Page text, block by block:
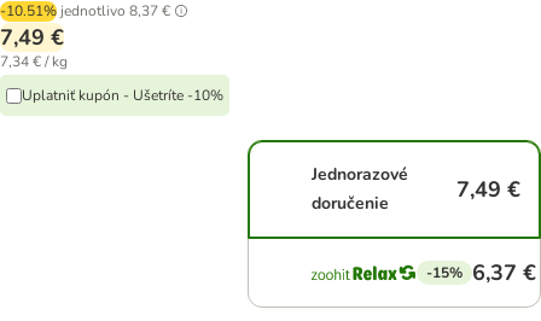
-10.51% jednotlivo 8,37 €
7,49 €
7,34 € / kg
Uplatniť kupón - Ušetríte -10%
Jednorazové
doručenie
7,49 €
-15% 6,37 €